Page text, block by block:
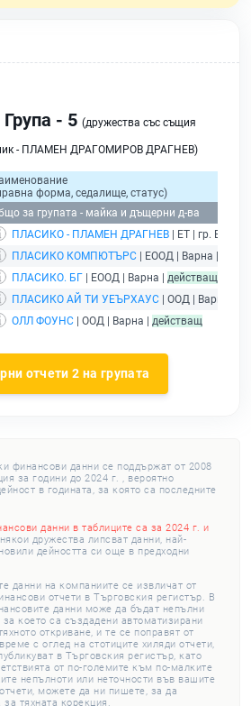
- 5 (дружества със същия
- ПЛАМЕН ДРАГОМИРОВ ДРАГНЕВ)
форма, седалище, статус)
за групата - майка и дъщерни д-ва
ПЛАСИКО - ПЛАМЕН ДРАГНЕВ | ЕТ | гр. Варна
ПЛАСИКО КОМПЮТЪРС | ЕООД | Варна |
ПЛАСИКО. БГ | ЕООД | Варна | действащ
ПЛАСИКО АЙ ТИ УЕЪРХАУС | ООД | Варна |
ОЛЛ ФОУНС | ООД | Варна | действащ
отчети 2 на групата
финансови данни се поддържат от 2008
за години до 2024 г. , вероятно
в годината, за която са последните
данни в таблиците са за 2024 г. и
дружества липсват данни, най-
дейността си още в предходни
данни на компаниите се извличат от
отчети в Търговския регистър. В
данни може да бъдат непълни
което са създадени автоматизирани
откриване, и те се поправят от
с оглед на стотиците хиляди отчети,
в Търговския регистър, като
от по-големите към по-малките
непълноти или неточности във вашите
можете да ни пишете, за да
тяхната корекция.